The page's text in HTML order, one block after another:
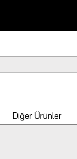
Diğer Ürünler